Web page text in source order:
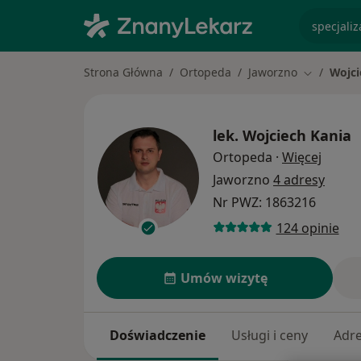
Strona Główna Ortopeda Jaworzno Zmień
lek. Wojciech Kania
Ortopeda · Więcej
Jaworzno 4 adresy
Nr PWZ: 1863216
124 opinie
Umów wizytę
Doświadczenie Usługi i ceny